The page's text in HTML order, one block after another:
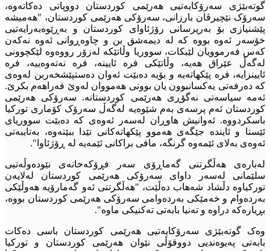
گوتەبێژی سەرۆکایەتیی هەرێمی کوردستان دووپاتی دەکاتەوە،
سەرۆک نێچیرڤان بارزانی، سەرۆکی هەرێمی کوردستان، "هەمیشە
پێشنیازی بۆ بەرپرسانی رۆژئاوای کوردستان و بەڕێوەبەرایەتیی
خۆسەر ئەوە بووە کە لە دیمەشق بن و چاوەڕوانی ئەوە نەکەن
کەس فەرموویان لێبکات، سووریا وڵاتێکە لەزۆر رووەوە لێکچوونی
لەگەڵ عێراق هەیە، وڵاتێکی فرە ئایینە، فرە نەتەوەییە، فرە
ئایینزایە، فرە پێکهاتەیە و بۆیە دەبێت ئەوان دەستپێشخەربن لەوەی
کە دەرفەتی یەکسانبوون یان بوونی هەمووان لەوێ فەراهەم بکرێ.
ئەمە سیاسەتی نەگۆڕی هەرێمی کوردستانە. سەرۆکی هەرێمی
کوردستان ئەم پرسەی بەم شێوەیە لەگەڵ سەرۆک کۆماری تورکیا
باسکردووە. ئەوانیش هاوڕان لەسەر ئەوەی کە دەبێت سووریای
ئێستا و ئایندە جێگەی هەموو پێکهاتەکانی تێدا ببێتەوە، بەتایبەتی
ئەوەی بەلای ئێمەوە گرنگە، مافی براکانی ئێمەیە لە ڕۆژئاوا".
لەبارەی هەڵگرتنی گەماڕۆی سەر فڕۆکەخانەی نێودەوڵەتیی
سلێمانی لەسەر داوای سەرۆکی هەرێمی کوردستان لەلایەن
تورکیاوە دڵشاد شەهاب دەڵێت، "هەڵگرتنی ئەو گەمارۆیە هەوڵێکی
بەردەوام و خەمێکی بەردەوامی سەرۆکی هەرێمی کوردستان بووە،
بڕیارەکە دراوە و تەنیا بابەتی تەکنیکی ماوە".
وەک گوتەبێژی سەرۆکایەتیی هەرێمی کوردستان باسی دەکات
بابەتی پەیوەندیی دووقۆڵی نێوان هەرێمی کوردستان و تورکیا